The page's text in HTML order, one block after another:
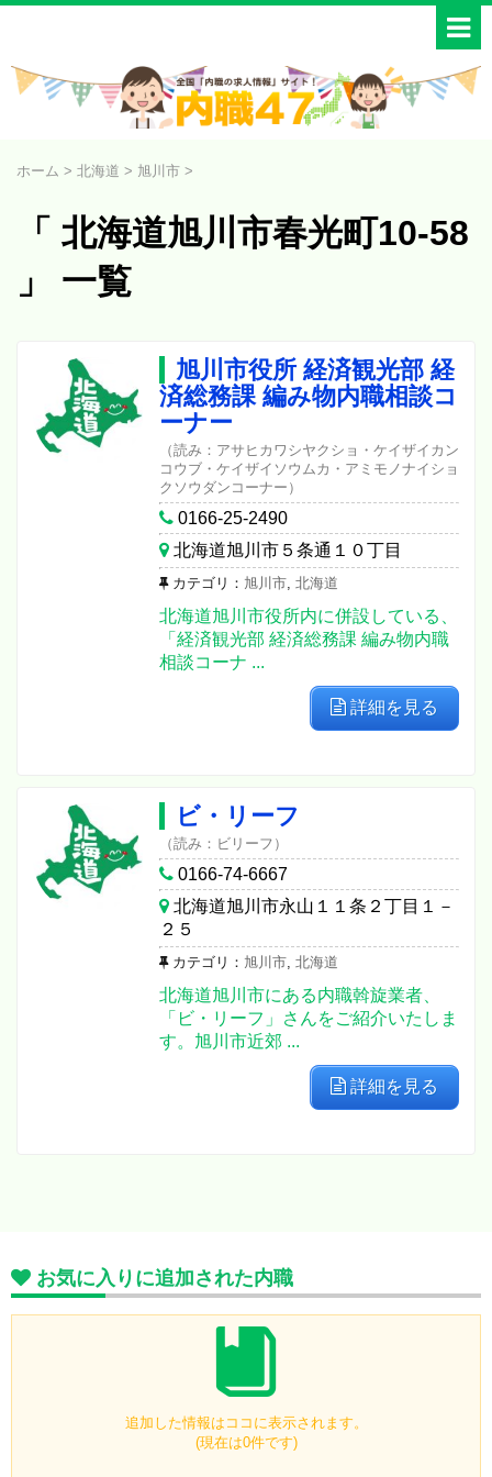
ホーム > 北海道 > 旭川市 >
「 北海道旭川市春光町10-58
」 一覧
旭川市役所 経済観光部 経
済総務課 編み物内職相談コ
ーナー
（読み：アサヒカワシヤクショ・ケイザイカン
コウブ・ケイザイソウムカ・アミモノナイショ
クソウダンコーナー）
0166-25-2490
北海道旭川市５条通１０丁目
カテゴリ： 旭川市, 北海道
北海道旭川市役所内に併設している、
「経済観光部 経済総務課 編み物内職
相談コーナ ...
詳細を見る
ビ・リーフ
（読み：ビリーフ）
0166-74-6667
北海道旭川市永山１１条２丁目１－
２５
カテゴリ： 旭川市, 北海道
北海道旭川市にある内職斡旋業者、
「ビ・リーフ」さんをご紹介いたしま
す。旭川市近郊 ...
詳細を見る
お気に入りに追加された内職
追加した情報はココに表示されます。
(現在は0件です)